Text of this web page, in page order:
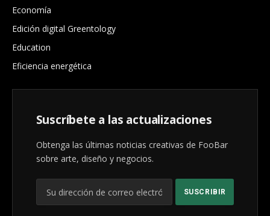
Economía
Edición digital Greentology
Education
Eficiencia energética
Suscríbete a las actualizaciones
Obtenga las últimas noticias creativas de FooBar
sobre arte, diseño y negocios.